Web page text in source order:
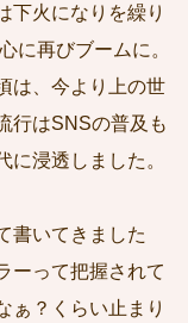
下火になりを繰り
に再びブームに。
は、今より上の世
行はSNSの普及も
に浸透しました。
書いてきました
ーって把握されて
ぁ？くらい止まり